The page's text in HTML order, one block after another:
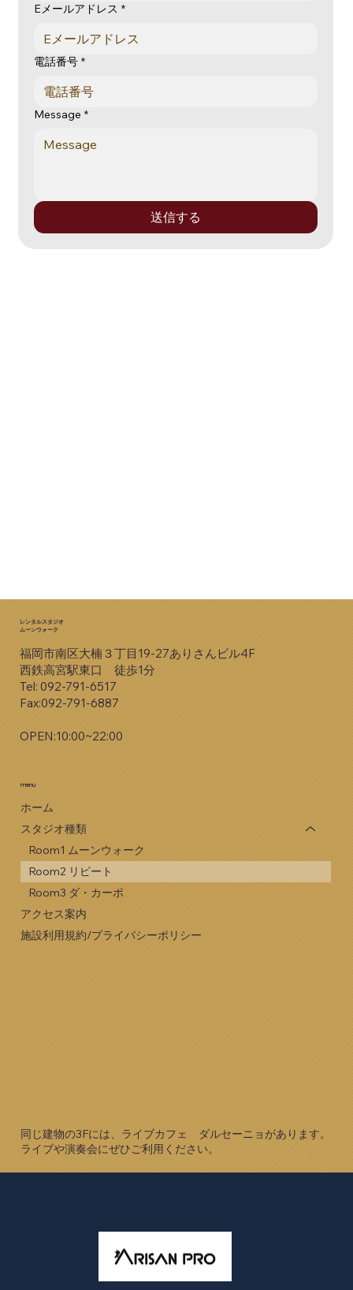
Eメールアドレス *
電話番号 *
Message *
送信する
レンタルスタジオ
ムーンウォーク
福岡市南区大楠３丁目19-27ありさんビル4F
西鉄高宮駅東口 徒歩1分
Tel: 092-791-6517​
Fax:092-791-6887
OPEN:10:00~22:00
menu
ホーム
スタジオ種類
Room1 ムーンウォーク
Room2 リピート
Room3 ダ・カーポ
アクセス案内
施設利用規約/プライバシーポリシー
同じ建物の3Fには、ライブカフェ ダルセーニョがあります。
​ライブや演奏会にぜひご利用ください。